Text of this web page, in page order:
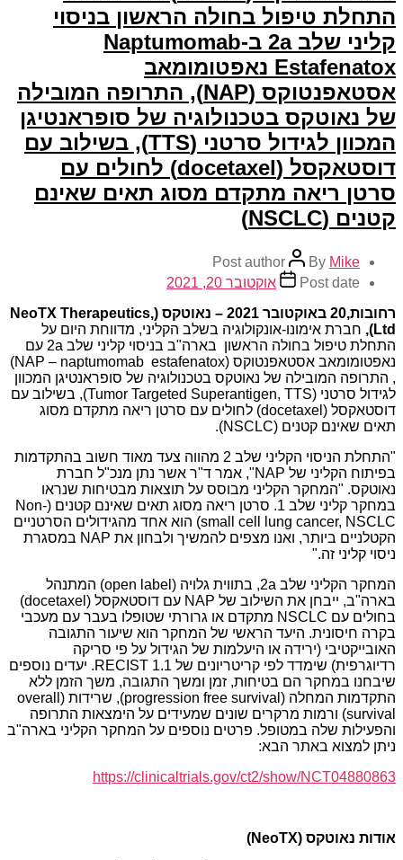
התחלת טיפול בחולה הראשון בניסוי
קליני שלב 2a ב-Naptumomab
Estafenatox נאפטומומאב
אסטאפנטוקס (NAP), התרופה המובילה
של נאוטקס בטכנולוגיה של סופראנטיגן
המכוון לגידול סרטני (TTS), בשילוב עם
דוסטאקסל (docetaxel) לחולים עם
סרטן ריאה מתקדם מסוג תאים שאינם
קטנים (NSCLC)
Post author By Mike
Post date
אוקטובר 20, 2021
רחובות,20 באוקטובר 2021 – נאוטקס
(
NeoTX Therapeutics,
Ltd
), חברת אימונו-אונקולוגיה בשלב הקליני, מדווחת היום על
התחלת טיפול בחולה הראשון בארה"ב בניסוי קליני שלב 2a עם
נאפטומומאב אסטאפנטוקס (NAP – naptumomab estafenatox)
, התרופה המובילה של נאוטקס בטכנולוגיה של סופראנטיגן המכוון
לגידול סרטני (Tumor Targeted Superantigen, TTS), בשילוב עם
דוסטאקסל (docetaxel) לחולים עם סרטן ריאה מתקדם מסוג
תאים שאינם קטנים (NSCLC).
"התחלת הניסוי הקליני שלב 2 מהווה צעד מאוד חשוב בהתקדמות
בפיתוח הקליני של NAP", אמר ד"ר אשר נתן מנכ"ל חברת
נאוטקס. "המחקר הקליני מבוסס על תוצאות מבטיחות שנראו
במחקר קליני שלב 1. סרטן ריאה מסוג תאים שאינם קטנים (Non-
small cell lung cancer, NSCLC) הוא אחד מהגידולים הסרטניים
הקטלניים ביותר, ואנו מצפים להמשיך ולבחון את NAP במסגרת
ניסוי קליני זה."
המחקר הקליני שלב 2a, בתווית גלויה (open label) המתנהל
בארה"ב, ייבחן את השילוב של NAP עם דוסטאקסל (docetaxel)
בחולים עם NSCLC מתקדם או גרורתי שטופלו בעבר עם מעכבי
בקרה חיסונית. היעד הראשי של המחקר הוא שיעור התגובה
האובייקטיבי (ירידה או היעלמות של הגידול על פי סריקה
רדיוגרפית) שימדד לפי קריטריונים של RECIST 1.1. יעדים נוספים
שיבחנו במחקר הם בטיחות, זמן ומשך התגובה, משך הזמן ללא
התקדמות המחלה (progression free survival), שרידות (overall
survival) ורמות מרקרים שונים שמעידים על הימצאות התרופה
והפעילות שלה במטופל. פרטים נוספים על המחקר הקליני בארה"ב
ניתן למצוא באתר הבא:
https://clinicaltrials.gov/ct2/show/NCT04880863
אודות נאוטקס (
NeoTX
)